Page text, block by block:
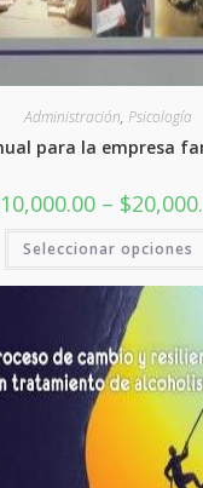
Administración, Psicología
para la empresa
10,000.00 – $
Seleccionar opciones